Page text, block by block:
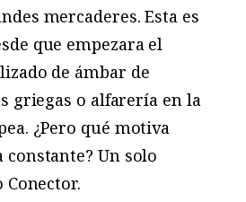
mercaderes. Esta es
que empezara el
de ámbar de
griegas o alfarería en la
¿Pero qué motiva
constante? Un solo
Conector.